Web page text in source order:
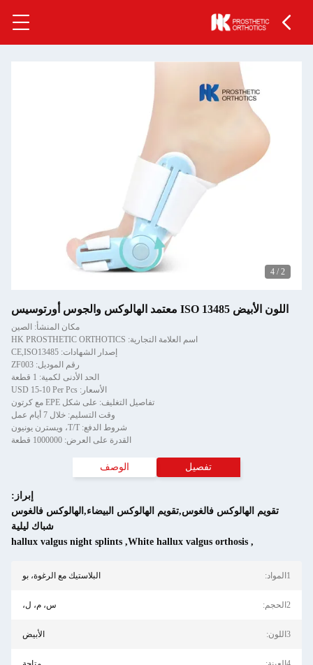
/
4
اللون الأبيض ISO 13485 معتمد الهالوكس والجوس أورتوسيس
مكان المنشأ: الصين
اسم العلامة التجارية: HK PROSTHETIC ORTHOTICS
إصدار الشهادات: CE,ISO13485
رقم الموديل: ZF003
الحد الأدنى لكمية: 1 قطعة
الأسعار: USD 15-10 Per Pcs
تفاصيل التغليف: على شكل EPE مع كرتون
وقت التسليم: خلال 7 أيام عمل
شروط الدفع: T/T، ويسترن يونيون
القدرة على العرض: 1000000 قطعة
تفصيل الوصف
إبراز:
تقويم الهالوكس فالغوس,تقويم الهالوكس البيضاء,الهالوكس فالغوس
شباك ليلية
White hallux valgus orthosis
,
hallux valgus night splints
البلاستيك مع الرغوة، بو
س، م، ل،
الأبيض